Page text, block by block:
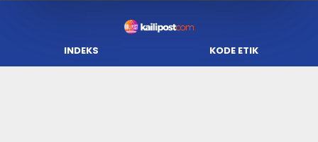
INDEKS
KODE ETIK